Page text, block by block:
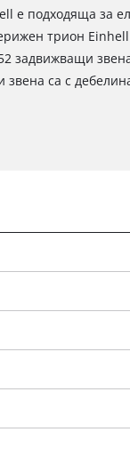
е подходяща за
трион Einhell
задвижващи
са с